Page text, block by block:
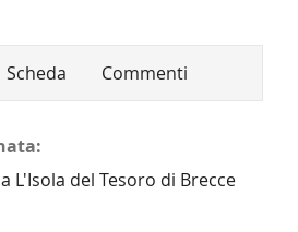
Scheda Commenti
L'Isola del Tesoro di Brecce